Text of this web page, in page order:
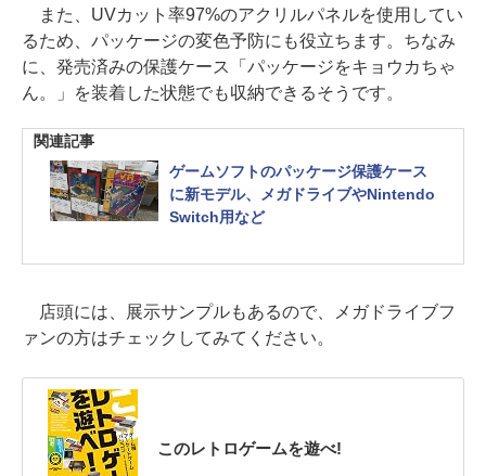
また、UVカット率97%のアクリルパネルを使用してい
るため、パッケージの変色予防にも役立ちます。ちなみ
に、発売済みの保護ケース「パッケージをキョウカちゃ
ん。」を装着した状態でも収納できるそうです。
関連記事
ゲームソフトのパッケージ保護ケース
に新モデル、メガドライブやNintendo
Switch用など
店頭には、展示サンプルもあるので、メガドライブフ
ァンの方はチェックしてみてください。
このレトロゲームを遊べ!